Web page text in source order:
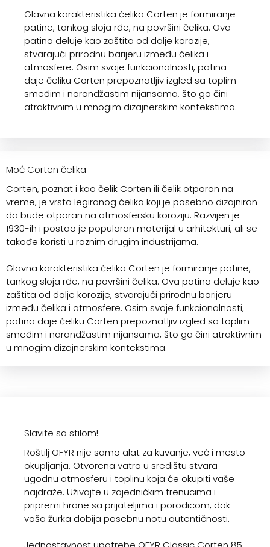
Glavna karakteristika čelika Corten je formiranje
patine, tankog sloja rđe, na površini čelika. Ova
patina deluje kao zaštita od dalje korozije,
stvarajući prirodnu barijeru između čelika i
atmosfere. Osim svoje funkcionalnosti, patina
daje čeliku Corten prepoznatljiv izgled sa toplim
smeđim i narandžastim nijansama, što ga čini
atraktivnim u mnogim dizajnerskim kontekstima.
Moć Corten čelika
Corten, poznat i kao čelik Corten ili čelik otporan na
vreme, je vrsta legiranog čelika koji je posebno dizajniran
da bude otporan na atmosfersku koroziju. Razvijen je
1930-ih i postao je popularan materijal u arhitekturi, ali se
takođe koristi u raznim drugim industrijama.
Glavna karakteristika čelika Corten je formiranje patine,
tankog sloja rđe, na površini čelika. Ova patina deluje kao
zaštita od dalje korozije, stvarajući prirodnu barijeru
između čelika i atmosfere. Osim svoje funkcionalnosti,
patina daje čeliku Corten prepoznatljiv izgled sa toplim
smeđim i narandžastim nijansama, što ga čini atraktivnim
u mnogim dizajnerskim kontekstima.
Slavite sa stilom!
Roštilj OFYR nije samo alat za kuvanje, već i mesto
okupljanja. Otvorena vatra u središtu stvara
ugodnu atmosferu i toplinu koja će okupiti vaše
najdraže. Uživajte u zajedničkim trenucima i
pripremi hrane sa prijateljima i porodicom, dok
vaša žurka dobija posebnu notu autentičnosti.